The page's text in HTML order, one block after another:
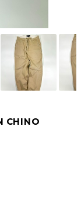
CHINO